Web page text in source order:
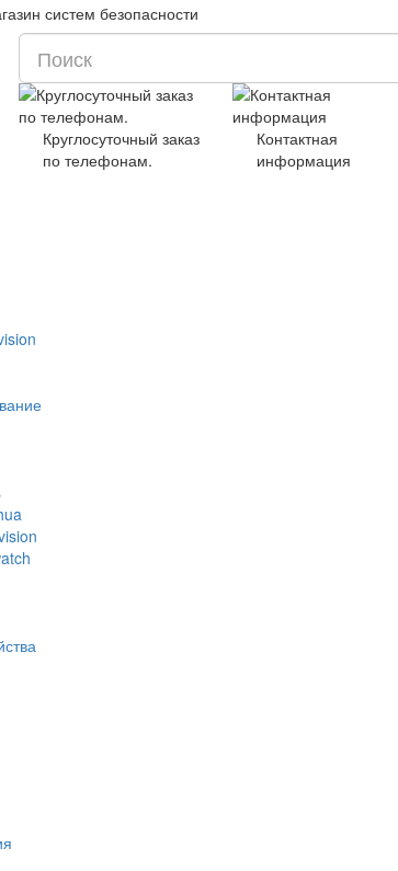
систем безопасности
Круглосуточный заказ
по телефонам.
Контактная
информация